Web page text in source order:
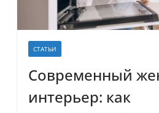
СТАТЬИ
Современный
интерьер: как